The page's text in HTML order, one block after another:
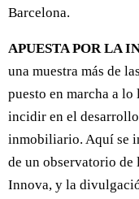
Barcelona.
APUESTA POR LA
una muestra más de
puesto en marcha a
incidir en el
inmobiliario. Aquí se
de un observatorio
Innova, y la